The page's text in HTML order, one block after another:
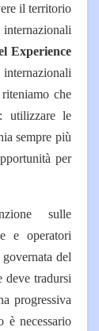
il territorio
Experience
che
utilizzare le
sempre più
per
sulle
e operatori
del
deve tradursi
progressiva
è necessario